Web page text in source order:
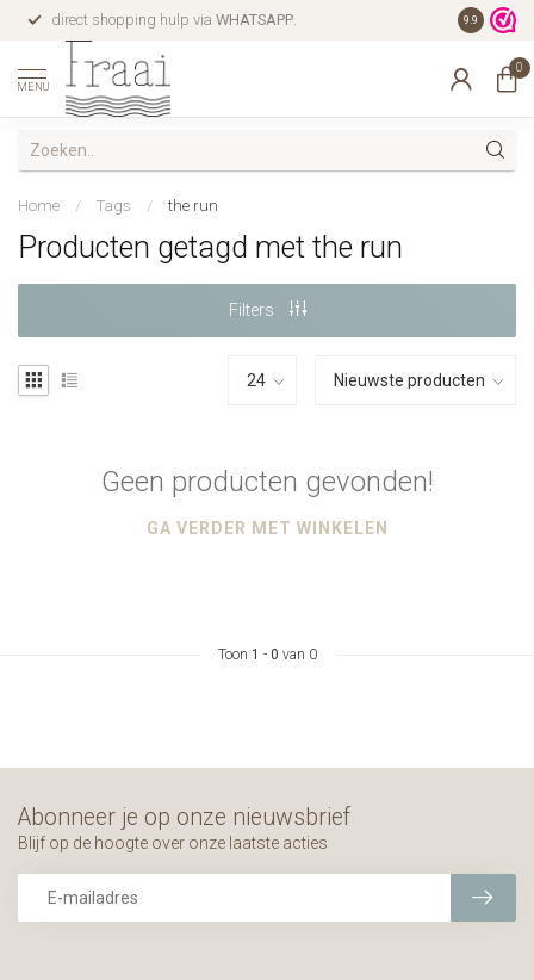
direct shopping hulp via WHATSAPP. gratis
9.9
MENU
0
Home / Tags / the run
Producten getagd met the run
Filters
Geen producten gevonden!
GA VERDER MET WINKELEN
Toon 1 - 0 van 0
Abonneer je op onze nieuwsbrief
Blijf op de hoogte over onze laatste acties